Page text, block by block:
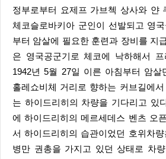
정부로부터 요제프 가브첵 상사와 얀
체코슬로바키아 군인이 선발되고 영
부터 암살에 필요한 훈련과 장비를 지
은 영국공군기로 체코에 낙하해서
1942년 5월 27일 이른 아침부터 암살
홀레쇼비체 거리로 향하는 커브길에
는 하이드리히의 차량을 기다리고 있
에 하이드리히의 메르세데스 벤츠 오
서 하이드리히의 습관이었던 호위차
병만 권총을 가지고 있던 상태로 차